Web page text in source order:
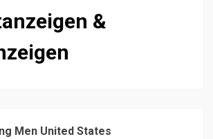
&
Men United States